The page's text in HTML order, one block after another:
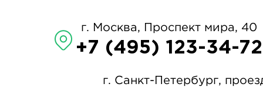
г. Москва, Проспект мира, 40
+7 (495) 123-34-72
г. Санкт-Петербург,